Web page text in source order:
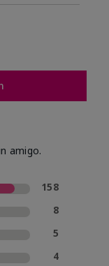
amigo.
158
8
5
4